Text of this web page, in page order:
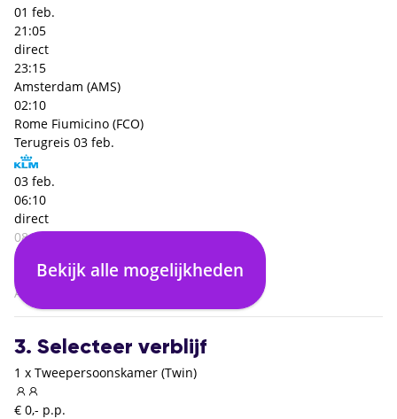
01 feb.
21:05
direct
23:15
Amsterdam (AMS)
02:10
Rome Fiumicino (FCO)
Terugreis 03 feb.
03 feb.
06:10
direct
08:40
Rome Fiumicino (FCO)
02:30
Amsterdam (AMS)
Bekijk alle mogelijkheden
3. Selecteer verblijf
1 x Tweepersoonskamer (Twin)
€ 0,- p.p.